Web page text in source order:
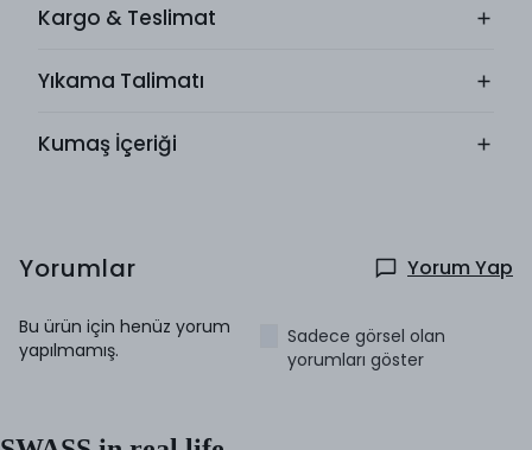
Kargo & Teslimat
Yıkama Talimatı
Kumaş İçeriği
Yorumlar Yorum Yap
Bu ürün için henüz yorum
yapılmamış.
Sadece görsel olan
yorumları göster